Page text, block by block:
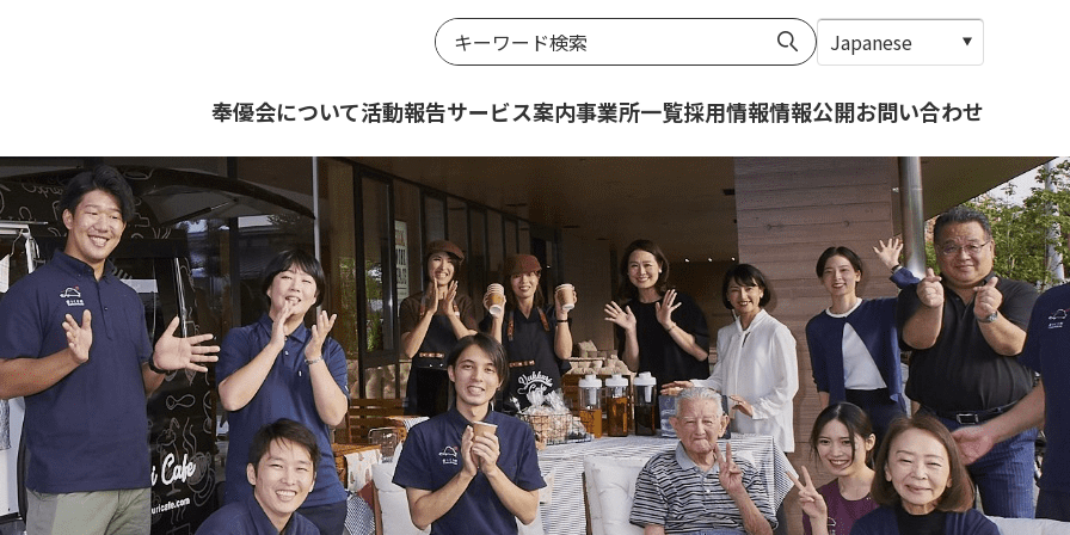
奉優会について活動報告サービス案内事業所一覧採用情報情報公開お問い合わせ